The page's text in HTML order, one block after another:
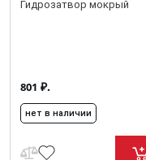
Гидрозатвор мокрый
801 ₽.
нет в наличии